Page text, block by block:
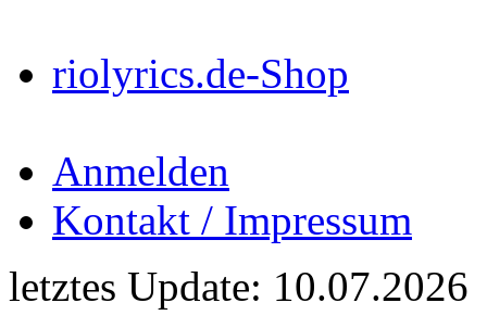
riolyrics.de-Shop
Anmelden
Kontakt / Impressum
letztes Update: 10.07.2026